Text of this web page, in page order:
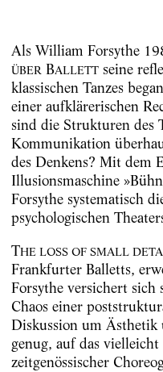
Als William Forsythe
ÜBER BALLETTseine
klassischen Tanzes
einer aufklärerischen
sind die Strukturen des
Kommunikation
des Denkens? Mit dem
Illusionsmaschine
Forsythe systematisch
psychologischen
THE LOSS OF SMALL
Frankfurter Balletts,
Forsythe versichert sich
Chaos einer
Diskussion um
genug, auf das
zeitgenössischer